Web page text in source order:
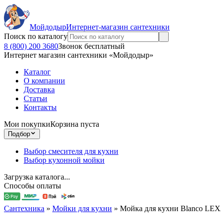
МойдодырИнтернет-магазин сантехники
Поиск по каталогу
8 (800) 200 3680Звонок бесплатный
Интернет магазин сантехники «Мойдодыр»
Каталог
О компании
Доставка
Статьи
Контакты
Мои покупкиКорзина пуста
Подбор
Выбор смесителя для кухни
Выбор кухонной мойки
Загрузка каталога...
Способы оплаты
Сантехника » Мойки для кухни » Мойка для кухни Blanco